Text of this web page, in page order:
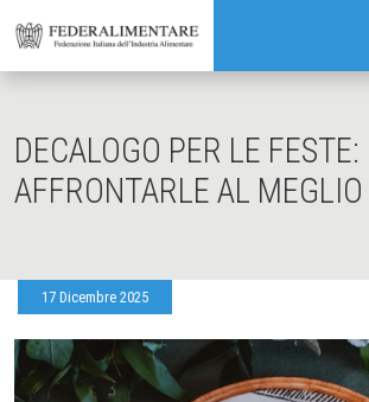
DECALOGO PER LE
AFFRONTARLE AL MEGLIO
17 Dicembre 2025